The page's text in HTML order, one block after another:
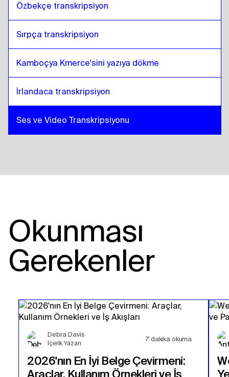
Özbekçe transkripsiyon
Sırpça transkripsiyon
Kamboçya Kmerce'sini yazıya dökme
İrlandaca transkripsiyon
Ses ve Video Transkripsiyonu
Okunması
Gerekenler
Debra Davis
İçerik Yazarı
7 dakika okuma
2026'nın En İyi Belge Çevirmeni:
Araçlar, Kullanım Örnekleri ve İş